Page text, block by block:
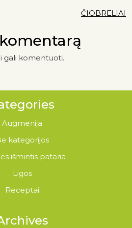
ČIOBRELIAI
gali komentuoti.
Augmenija
kategorijos
išmintis pataria
Ligos
Receptai